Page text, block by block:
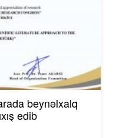
beynəlxalq
edib